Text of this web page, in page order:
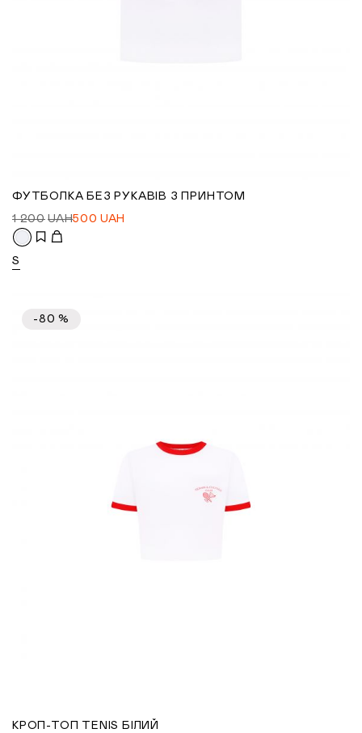
ФУТБОЛКА БЕЗ РУКАВІВ З ПРИНТОМ
1 200 UAH500 UAH
S
-80 %
КРОП-ТОП TENIS БІЛИЙ